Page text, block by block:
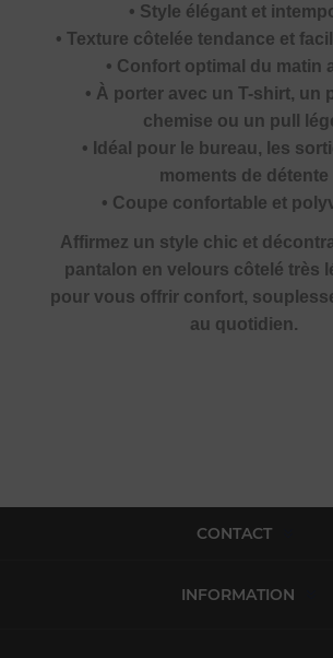
• Style élégant et
• Texture côtelée tendance et
• Confort optimal du matin
• À porter avec un T-shirt, un
chemise ou un pull
• Idéal pour le bureau, les
moments de détente
• Coupe confortable et
Affirmez un style chic et
pantalon en velours côtelé très
pour vous offrir confort,
au quotidien.
CONTACT
INFORMATION